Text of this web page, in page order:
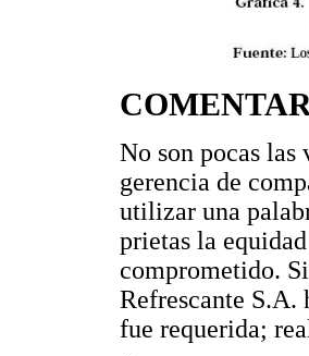
No son pocas las
gerencia de
utilizar una
prietas la
comprometido.
Refrescante S.A.
fue requerida;